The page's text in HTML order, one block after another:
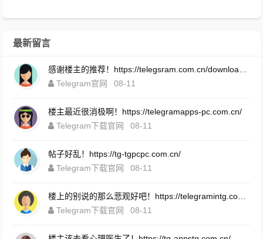
最新留言
Telegram官网
08-11
楼主最近很消极啊！https://telegramapps-pc.com.cn/
Telegram下载官网
08-11
帖子好乱！https://tg-tgpcpc.com.cn/
Telegram下载官网
08-11
Telegram下载官网
08-11